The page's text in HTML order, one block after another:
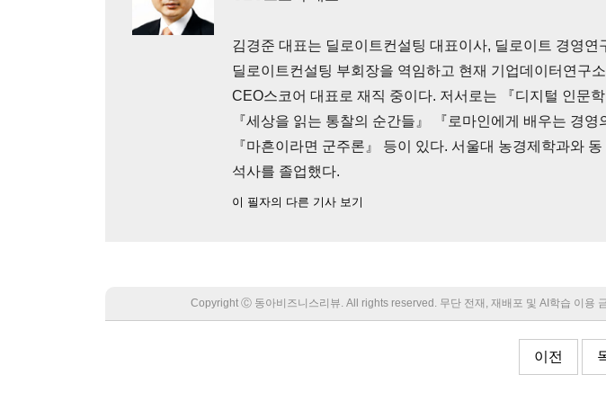
김경준 대표는 딜로이트컨설팅 대표이사, 딜로이트 경영연
딜로이트컨설팅 부회장을 역임하고 현재 기업데이터연구
CEO스코어 대표로 재직 중이다. 저서로는 『디지털 인문학
『세상을 읽는 통찰의 순간들』 『로마인에게 배우는 경영
『마흔이라면 군주론』 등이 있다. 서울대 농경제학과와 동
석사를 졸업했다.
이 필자의 다른 기사 보기
Copyright Ⓒ 동아비즈니스리뷰. All rights reserved. 무단 전재, 재배포 및 AI학습 이용
이전